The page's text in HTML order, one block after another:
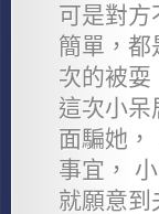
可是對方
簡單，都
次的被耍
這次小呆
面騙她，
事宜，
就願意到